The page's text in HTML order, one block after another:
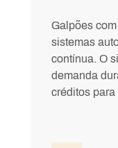
Galpões
sistemas
contínua. O
demanda
créditos